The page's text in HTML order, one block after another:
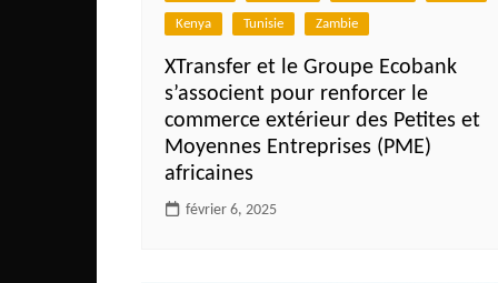
Ethiopie
Gambie
Ghana
Kenya Tunisie Zambie
XTransfer et le Groupe Ecobank
s’associent pour renforcer le
commerce extérieur des Petites et
Moyennes Entreprises (PME)
africaines
février 6, 2025